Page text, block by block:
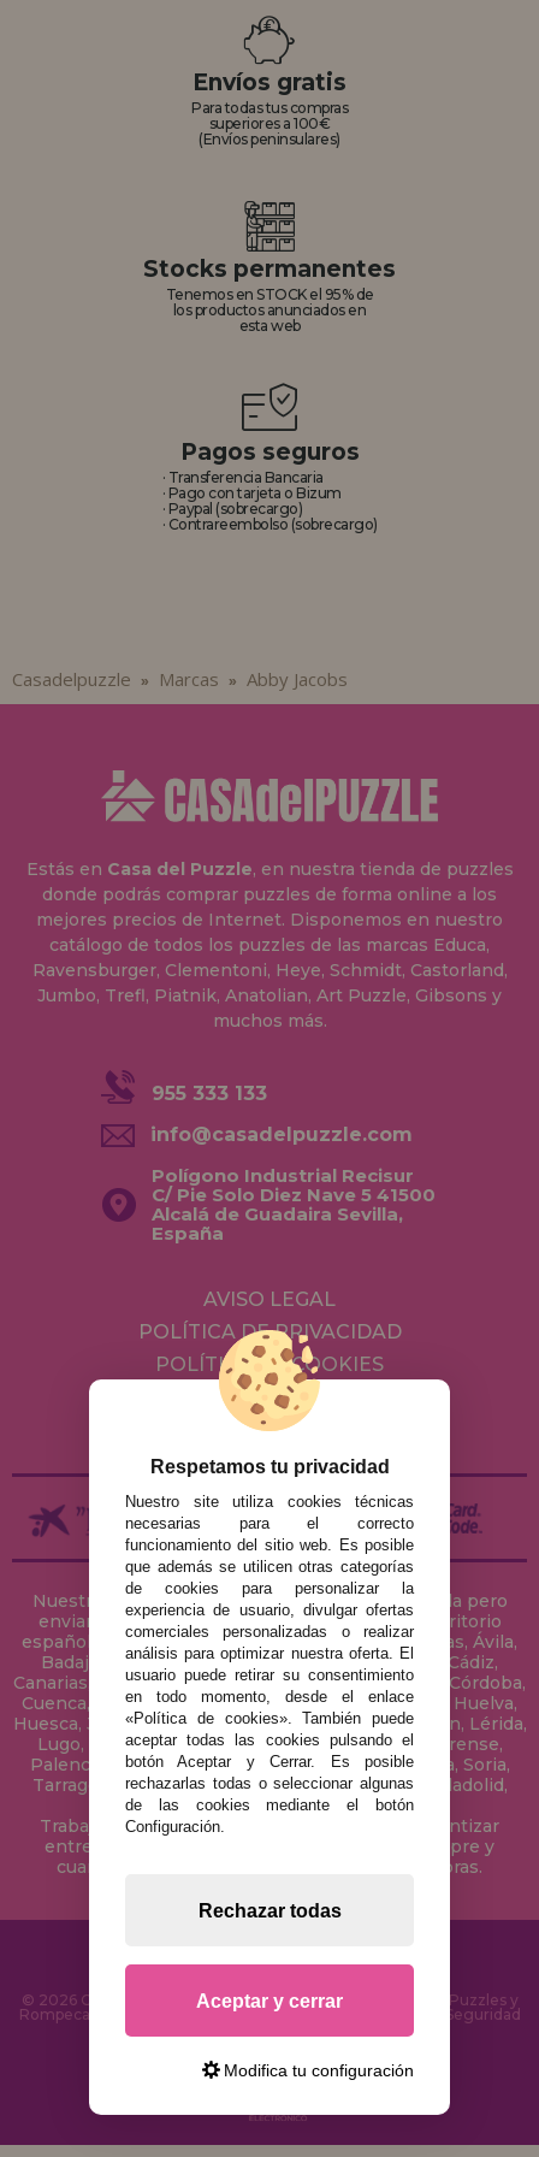
REGISTRO DISTRIBUIDOR
Envíos gratis
Para todas tus compras
superiores a 100€
(Envíos peninsulares)
Stocks permanentes
Tenemos en STOCK el 95% de
los productos anunciados en
esta web
Pagos seguros
· Transferencia Bancaria
· Pago con tarjeta o Bizum
· Paypal (sobrecargo)
· Contrareembolso (sobrecargo)
Casadelpuzzle » Marcas » Abby Jacobs
Estás en Casa del Puzzle, en nuestra tienda de puzzles
donde podrás comprar puzzles de forma online a los
mejores precios de Internet. Disponemos en nuestro
catálogo de todos los puzzles de las marcas Educa,
Ravensburger, Clementoni, Heye, Schmidt, Castorland,
Jumbo, Trefl, Piatnik, Anatolian, Art Puzzle, Gibsons y
muchos más.
955 333 133
info@casadelpuzzle.com
Polígono Industrial Recisur
C/ Pie Solo Diez Nave 5 41500
Alcalá de Guadaira Sevilla,
España
AVISO LEGAL
POLÍTICA DE PRIVACIDAD
POLÍTICA DE COOKIES
ENVÍOS Y DEVOLUCIONES
DEVOLUCIONES / DESISTIMIENTO
Nuestra tienda de puzzles está ubicada en Sevilla pero
enviamos tus puzzles a cualquier ciudad del territorio
español: Álava, Albacete, Alicante, Almería, Asturias, Ávila,
Badajoz, Baleares, Barcelona, Burgos, Cáceres, Cádiz,
Canarias, Cantabria, Castellón, Ceuta, Ciudad Real, Córdoba,
Cuenca, Gerona, Granada, Guadalajara, Guipúzcoa, Huelva,
Huesca, Jaén, La Coruña, La Rioja, Las Palmas, Leon, Lérida,
Lugo, Madrid, Málaga, Melilla, Murcia, Navarra, Orense,
Palencia, Pontevedra, Salamanca, Segovia, Sevilla, Soria,
Tarragona, Tenerife, Teruel, Toledo, Valencia, Valladolid,
Vizcaya, Zamora y Zaragoza.
Trabajamos con Stocks permanentes para garantizar
entregas rápidas en territorio peninsular, siempre y
cuando el pedido se realice antes de las 18 horas.
© 2026 CasaDelPuzzle.com - Tienda Online para comprar Puzzles y
Rompecabezas en Internet. Entrega Rápida en 24 Horas y Seguridad
Respetamos tu privacidad
Nuestro site utiliza cookies técnicas
necesarias para el correcto
funcionamiento del sitio web. Es posible
que además se utilicen otras categorías
de cookies para personalizar la
experiencia de usuario, divulgar ofertas
comerciales personalizadas o realizar
análisis para optimizar nuestra oferta. El
usuario puede retirar su consentimiento
en todo momento, desde el enlace
«Política de cookies». También puede
aceptar todas las cookies pulsando el
botón Aceptar y Cerrar. Es posible
rechazarlas todas o seleccionar algunas
de las cookies mediante el botón
Configuración.
Rechazar todas
Aceptar y cerrar
Modifica tu configuración